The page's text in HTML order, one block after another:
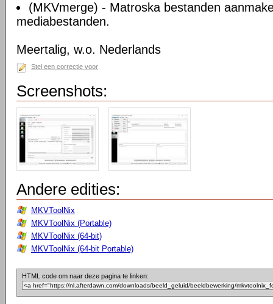
(MKVmerge) - Matroska bestanden
mediabestanden.
Meertalig, w.o. Nederlands
Stel een correctie voor
Screenshots:
Andere edities:
MKVToolNix
MKVToolNix (Portable)
MKVToolNix (64-bit)
MKVToolNix (64-bit Portable)
HTML code om naar deze pagina te linken: